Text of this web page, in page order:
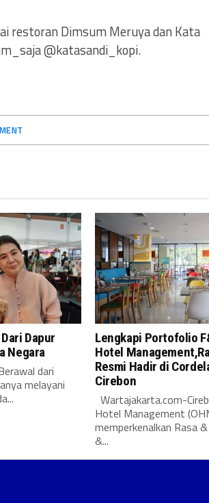
restoran Dimsum Meruya dan Kata
@katasandi_kopi.
Dapur
Negara
dari
melayani
Lengkapi Portofolio
Hotel
Resmi Hadir di
Cirebon
Wartajakarta.com-
Hotel Management
memperkenalkan Rasa
&...